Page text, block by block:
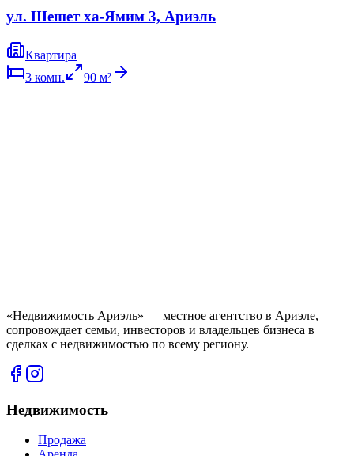
ул. Шешет ха-Ямим 3, Ариэль
Квартира
3 комн. 90 м²
«Недвижимость Ариэль» — местное агентство в Ариэле,
сопровождает семьи, инвесторов и владельцев бизнеса в
сделках с недвижимостью по всему региону.
Недвижимость
Продажа